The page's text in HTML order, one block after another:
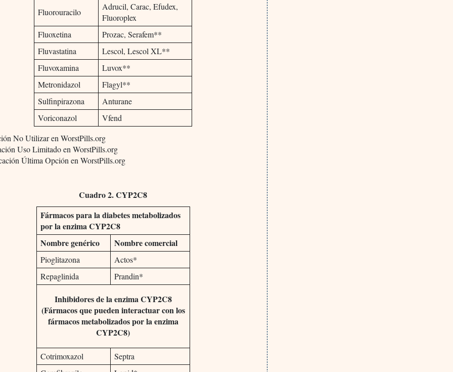
Fluorouracilo
Adrucil, Carac, Efudex,
Fluoroplex
Fluoxetina
Prozac, Serafem**
Fluvastatina
Lescol, Lescol XL**
Fluvoxamina
Luvox**
Metronidazol
Flagyl**
Sulfinpirazona
Anturane
Voriconazol
Vfend
No Utilizar en WorstPills.org
Uso Limitado en WorstPills.org
Última Opción en WorstPills.org
Cuadro 2. CYP2C8
Fármacos para la diabetes metabolizados
por la enzima CYP2C8
Nombre genérico
Nombre comercial
Pioglitazona
Actos*
Repaglinida
Prandin*
Inhibidores de la enzima CYP2C8
(Fármacos que pueden interactuar con los
fármacos metabolizados por la enzima
CYP2C8)
Cotrimoxazol
Septra